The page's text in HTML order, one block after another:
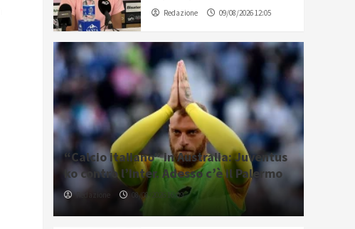
Redazione 09/08/2026 12:05
“Calcio italiano” in Australia: Juventus
ko contro l’Inter. Adesso c’è il Palermo
Redazione 08/08/2026 16:09